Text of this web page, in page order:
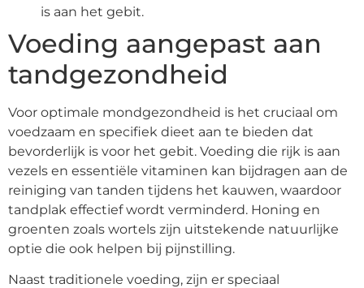
is aan het gebit.
Voeding aangepast aan
tandgezondheid
Voor optimale mondgezondheid is het cruciaal om
voedzaam en specifiek dieet aan te bieden dat
bevorderlijk is voor het gebit. Voeding die rijk is aan
vezels en essentiële vitaminen kan bijdragen aan de
reiniging van tanden tijdens het kauwen, waardoor
tandplak effectief wordt verminderd. Honing en
groenten zoals wortels zijn uitstekende natuurlijke
optie die ook helpen bij pijnstilling.
Naast traditionele voeding, zijn er speciaal